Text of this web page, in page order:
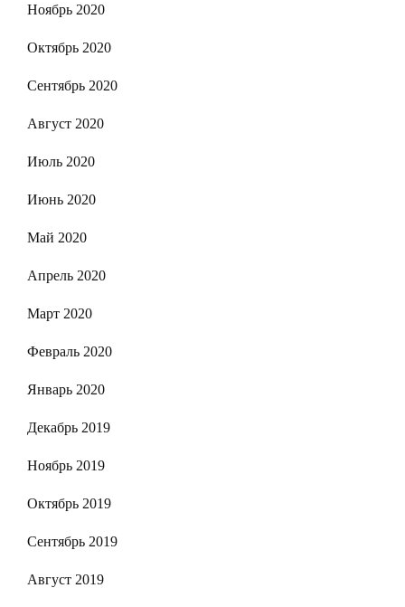
Ноябрь 2020
Октябрь 2020
Сентябрь 2020
Август 2020
Июль 2020
Июнь 2020
Май 2020
Апрель 2020
Март 2020
Февраль 2020
Январь 2020
Декабрь 2019
Ноябрь 2019
Октябрь 2019
Сентябрь 2019
Август 2019